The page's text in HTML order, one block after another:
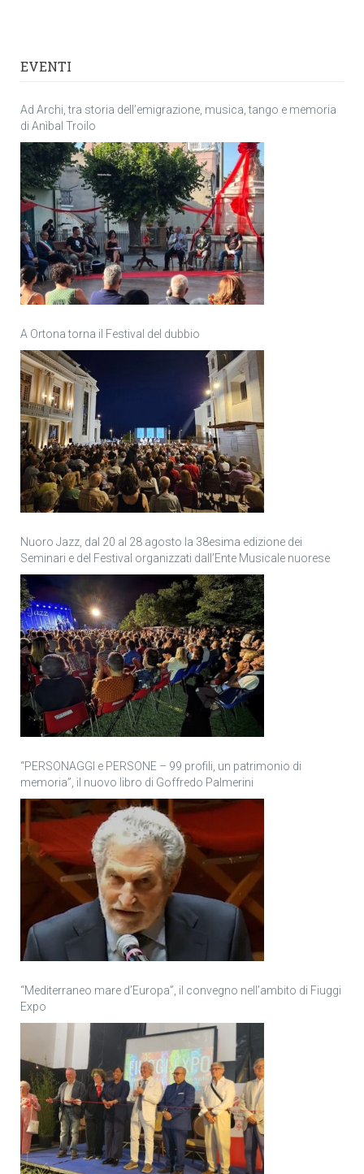
EVENTI
Ad Archi, tra storia dell’emigrazione, musica, tango e memoria
di Anìbal Troilo
A Ortona torna il Festival del dubbio
Nuoro Jazz, dal 20 al 28 agosto la 38esima edizione dei
Seminari e del Festival organizzati dall’Ente Musicale nuorese
“PERSONAGGI e PERSONE – 99 profili, un patrimonio di
memoria”, il nuovo libro di Goffredo Palmerini
“Mediterraneo mare d’Europa”, il convegno nell’ambito di Fiuggi
Expo